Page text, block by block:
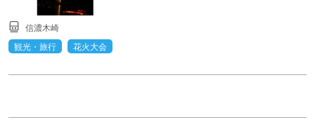
信濃木崎
観光・旅行
花火大会